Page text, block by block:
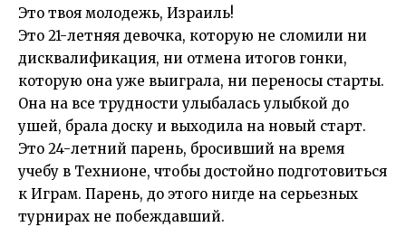
Это твоя молодежь, Израиль!
Это 21-летняя девочка, которую не сломили ни
дисквалификация, ни отмена итогов гонки,
которую она уже выиграла, ни переносы старты.
Она на все трудности улыбалась улыбкой до
ушей, брала доску и выходила на новый старт.
Это 24-летний парень, бросивший на время
учебу в Технионе, чтобы достойно подготовиться
к Играм. Парень, до этого нигде на серьезных
турнирах не побеждавший.